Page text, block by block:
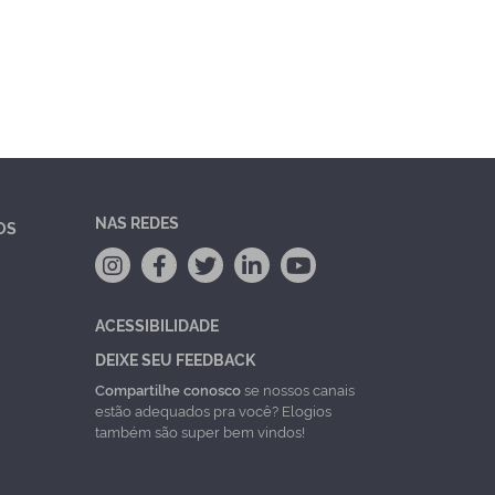
NAS REDES
ACESSIBILIDADE
DEIXE SEU FEEDBACK
Compartilhe conoscose nossos canais
estão adequados pra você? Elogios
também são super bem vindos!